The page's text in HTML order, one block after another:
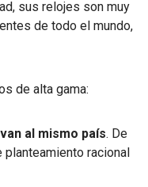
sus relojes son muy
de todo el mundo,
de alta gama:
al mismo país. De
racional